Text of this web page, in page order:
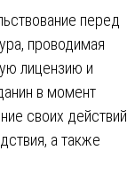
перед
проводимая
лицензию и
в момент
своих
а также